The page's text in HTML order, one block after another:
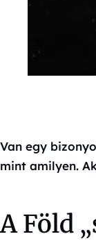
Van egy
mint amilyen.
A Föld